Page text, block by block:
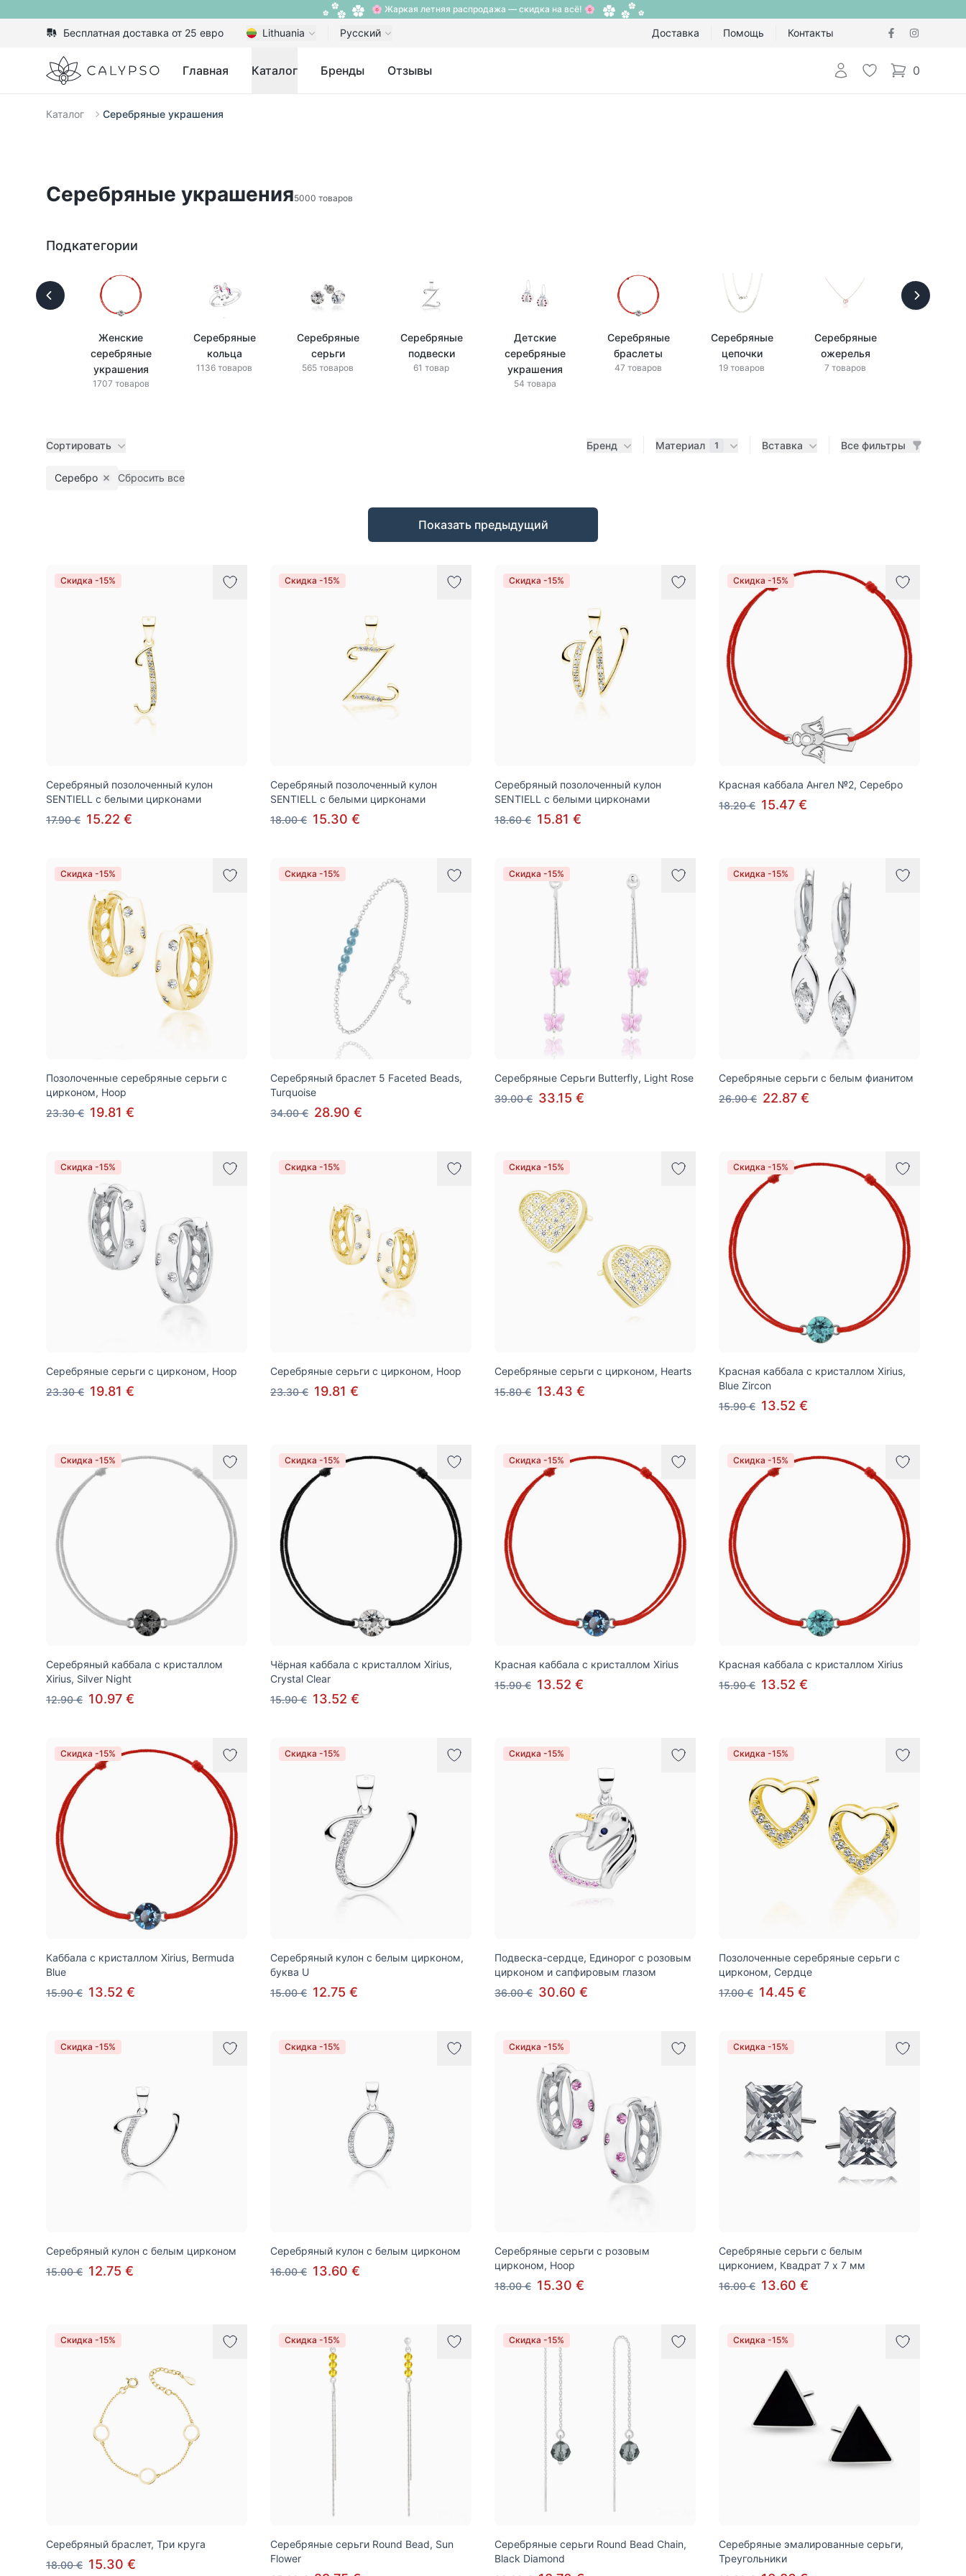
🌸 Жаркая летняя распродажа — скидка на всё! 🌸
Бесплатная доставка от 25 евро Lithuania Русский Доставка Помощь Контакты
Calypso Главная Каталог Бренды Отзывы Авторизоваться
Избранное
0
items in cart,
Каталог Серебряные украшения
Серебряные украшения5000 товаров
Подкатегории
Женские
серебряные
украшения
1707 товаров
Серебряные
кольца
1136 товаров
Серебряные
серьги
565 товаров
Серебряные
подвески
61 товар
Детские
серебряные
украшения
54 товара
Серебряные
браслеты
47 товаров
Серебряные
цепочки
19 товаров
Серебряные
ожерелья
7 товаров
Сортировать Бренд Материал 1 Вставка Все фильтры
Серебро Remove filter
Сбросить все
Показать предыдущий
Скидка -15%
Серебряный позолоченный кулон
SENTIELL с белыми цирконами
17.90 € 15.22 €
Скидка -15%
Серебряный позолоченный кулон
SENTIELL с белыми цирконами
18.00 € 15.30 €
Скидка -15%
Серебряный позолоченный кулон
SENTIELL с белыми цирконами
18.60 € 15.81 €
Скидка -15%
Красная каббала Ангел №2, Серебро
18.20 € 15.47 €
Скидка -15%
Позолоченные серебряные серьги с
цирконом, Hoop
23.30 € 19.81 €
Скидка -15%
Серебряный браслет 5 Faceted Beads,
Turquoise
34.00 € 28.90 €
Скидка -15%
Серебряные Серьги Butterfly, Light Rose
39.00 € 33.15 €
Скидка -15%
Серебряные серьги с белым фианитом
26.90 € 22.87 €
Скидка -15%
Серебряные серьги с цирконом, Hoop
23.30 € 19.81 €
Скидка -15%
Серебряные серьги с цирконом, Hoop
23.30 € 19.81 €
Скидка -15%
Серебряные серьги с цирконом, Hearts
15.80 € 13.43 €
Скидка -15%
Красная каббала с кристаллом Xirius,
Blue Zircon
15.90 € 13.52 €
Скидка -15%
Серебряный каббала с кристаллом
Xirius, Silver Night
12.90 € 10.97 €
Скидка -15%
Чёрная каббала с кристаллом Xirius,
Crystal Clear
15.90 € 13.52 €
Скидка -15%
Красная каббала с кристаллом Xirius
15.90 € 13.52 €
Скидка -15%
Красная каббала с кристаллом Xirius
15.90 € 13.52 €
Скидка -15%
Каббала с кристаллом Xirius, Bermuda
Blue
15.90 € 13.52 €
Скидка -15%
Серебряный кулон с белым цирконом,
буква U
15.00 € 12.75 €
Скидка -15%
Подвеска-сердце, Единорог с розовым
цирконом и сапфировым глазом
36.00 € 30.60 €
Скидка -15%
Позолоченные серебряные серьги с
цирконом, Сердце
17.00 € 14.45 €
Скидка -15%
Серебряный кулон с белым цирконом
15.00 € 12.75 €
Скидка -15%
Серебряный кулон с белым цирконом
16.00 € 13.60 €
Скидка -15%
Серебряные серьги с розовым
цирконом, Hoop
18.00 € 15.30 €
Скидка -15%
Серебряные серьги с белым
цирконием, Квадрат 7 x 7 мм
16.00 € 13.60 €
Скидка -15%
Серебряный браслет, Три круга
18.00 € 15.30 €
Скидка -15%
Серебряные серьги Round Bead, Sun
Flower
Скидка -15%
Серебряные серьги Round Bead Chain,
Black Diamond
Скидка -15%
Серебряные эмалированные серьги,
Треугольники